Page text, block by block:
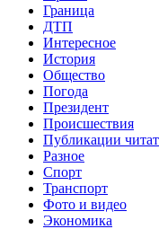
Граница
ДТП
Интересное
История
Общество
Погода
Президент
Происшествия
Публикации
Разное
Спорт
Транспорт
Фото и видео
Экономика